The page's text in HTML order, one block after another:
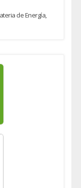
de Energía,